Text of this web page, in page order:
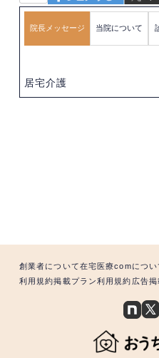
院長メッセージ 当院について
居宅介護
創業者について在宅医療comについ
利用規約掲載プラン利用規約 広告